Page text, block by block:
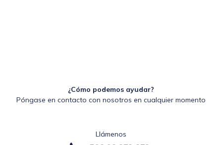
¿Cómo podemos ayudar?
Póngase en contacto con nosotros en cualquier momento
Llámenos